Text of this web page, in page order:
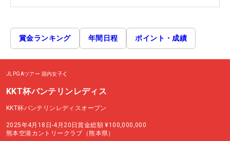
賞金ランキング 年間日程 ポイント・成績
JLPGAツアー 国内女子
KKT杯バンテリンレディス
KKT杯バンテリンレディスオープン
2025年4月18日-4月20日賞金総額 ¥100,000,000
熊本空港カントリークラブ（熊本県）